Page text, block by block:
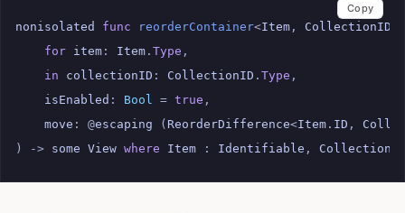
nonisolated func reorderContainer<Item , CollectionID
for item : Item . Type ,
in
collectionID : CollectionID . Type ,
isEnabled : Bool = true ,
move : @escaping ( ReorderDifference<Item . ID ,
)
-> some View where Item : Identifiable , CollectionID
Copy